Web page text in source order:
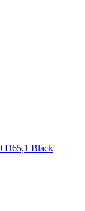
D65,1 Black